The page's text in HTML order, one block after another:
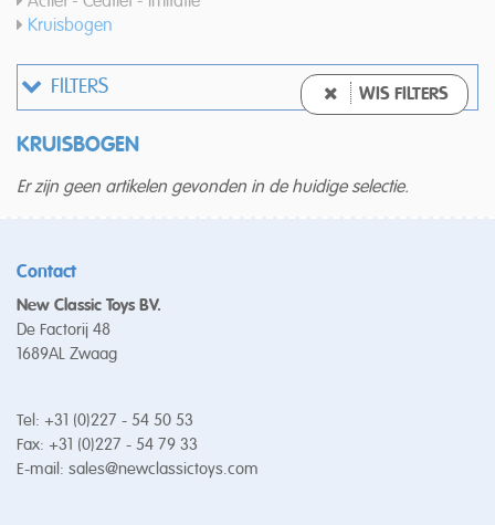
Kruisbogen
FILTERS WIS FILTERS
KRUISBOGEN
Er zijn geen artikelen gevonden in de huidige selectie.
Contact
New Classic Toys BV.
De Factorij 48
1689AL Zwaag
Tel: +31 (0)227 - 54 50 53
Fax: +31 (0)227 - 54 79 33
E-mail: sales@newclassictoys.com